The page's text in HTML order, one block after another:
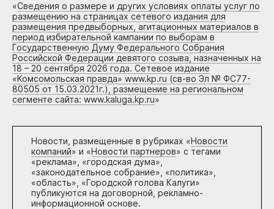
«Сведения о размере и других условиях оплаты услуг по
размещению на страницах сетевого издания для
размещения предвыборных, агитационных материалов в
период избирательной кампании по выборам в
Государственную Думу Федерального Собрания
Российской Федерации девятого созыва, назначенных на
18 – 20 сентября 2026 года. Сетевое издание
«Комсомольская правда» www.kp.ru (св-во Эл № ФС77-
80505 от 15.03.2021г.), размещение на региональном
сегменте сайта: www.kaluga.kp.ru»
Новости, размещенные в рубриках «Новости
компаний» и «Новости партнеров» с тегами
«реклама», «городская дума»,
«законодательное собрание», «политика»,
«область», «Городской голова Калуги»
публикуются на договорной, рекламно-
информационной основе.